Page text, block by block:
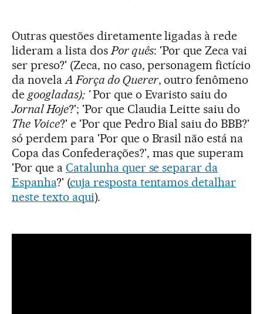
Outras questões diretamente ligadas à rede
lideram a lista dosPor quês: 'Por que Zeca vai
ser preso?' (Zeca, no caso, personagem fictício
da novelaA Força do Querer, outro fenômeno
de googladas); 'Por que o Evaristo saiu do
Jornal Hoje?'; 'Por que Claudia Leitte saiu do
The Voice?' e 'Por que Pedro Bial saiu do BBB?'
só perdem para 'Por que o Brasil não está na
Copa das Confederações?', mas que superam
'Por que a Catalunha quer se separar da
Espanha?' (cuja resposta tentamos detalhar
neste texto aqui).